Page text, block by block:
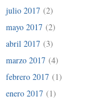
julio 2017 (2)
mayo 2017 (2)
abril 2017 (3)
marzo 2017 (4)
febrero 2017 (1)
enero 2017 (1)